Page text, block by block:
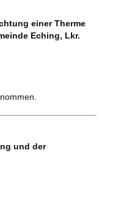
einer Therme
Eching, Lkr.
und der